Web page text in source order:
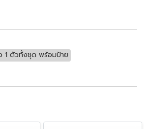
1 ตัวทั้งชุด พร้อมป้าย